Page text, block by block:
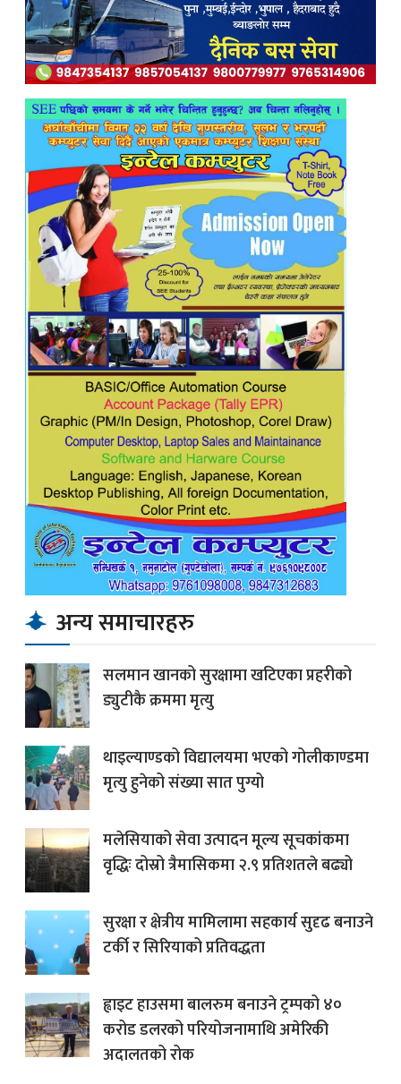
अन्य समाचारहरु
सलमान खानको सुरक्षामा खटिएका प्रहरीको
ड्युटीकै क्रममा मृत्यु
थाइल्याण्डको विद्यालयमा भएको गोलीकाण्डमा
मृत्यु हुनेको संख्या सात पुग्यो
मलेसियाको सेवा उत्पादन मूल्य सूचकांकमा
वृद्धिः दोस्रो त्रैमासिकमा २.९ प्रतिशतले बढ्यो
सुरक्षा र क्षेत्रीय मामिलामा सहकार्य सुदृढ बनाउने
टर्की र सिरियाको प्रतिवद्धता
ह्वाइट हाउसमा बालरुम बनाउने ट्रम्पको ४०
करोड डलरको परियोजनामाथि अमेरिकी
अदालतको रोक